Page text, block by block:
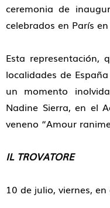
ceremonia de
celebrados en París
Esta representación,
localidades de
un momento
Nadine Sierra, en el
veneno “Amour
IL TROVATORE
10 de julio, viernes,